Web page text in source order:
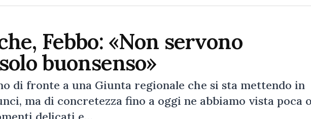
Febbo: «Non servono
buonsenso»
di fronte a una Giunta regionale che si sta mettendo in
ma di concretezza fino a oggi ne abbiamo vista poca o